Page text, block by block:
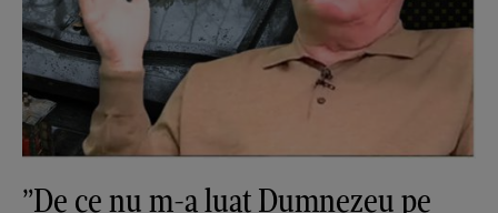
”De ce nu m-a luat Dumnezeu pe